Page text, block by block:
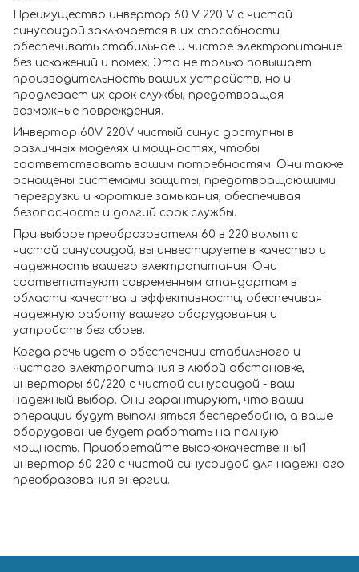
Преимущество инвертор 60 V 220 V с чистой
синусоидой заключается в их способности
обеспечивать стабильное и чистое электропитание
без искажений и помех. Это не только повышает
производительность ваших устройств, но и
продлевает их срок службы, предотвращая
возможные повреждения.
Инвертор 60V 220V чистый синус доступны в
различных моделях и мощностях, чтобы
соответствовать вашим потребностям. Они также
оснащены системами защиты, предотвращающими
перегрузки и короткие замыкания, обеспечивая
безопасность и долгий срок службы.
При выборе преобразователя 60 в 220 вольт с
чистой синусоидой, вы инвестируете в качество и
надежность вашего электропитания. Они
соответствуют современным стандартам в
области качества и эффективности, обеспечивая
надежную работу вашего оборудования и
устройств без сбоев.
Когда речь идет о обеспечении стабильного и
чистого электропитания в любой обстановке,
инверторы 60/220 с чистой синусоидой - ваш
надежный выбор. Они гарантируют, что ваши
операции будут выполняться бесперебойно, а ваше
оборудование будет работать на полную
мощность. Приобретайте высококачественны1
инвертор 60 220 с чистой синусоидой для надежного
преобразования энергии.